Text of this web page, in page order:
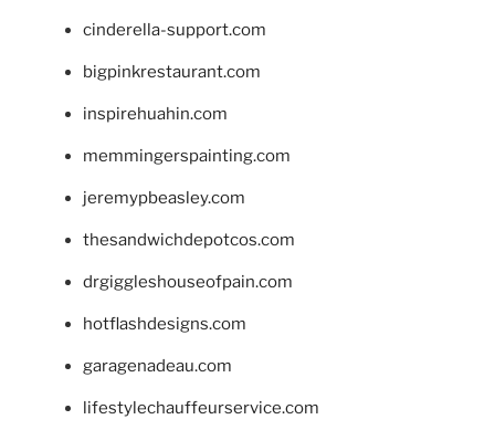
cinderella-support.com
bigpinkrestaurant.com
inspirehuahin.com
memmingerspainting.com
jeremypbeasley.com
thesandwichdepotcos.com
drgiggleshouseofpain.com
hotflashdesigns.com
garagenadeau.com
lifestylechauffeurservice.com